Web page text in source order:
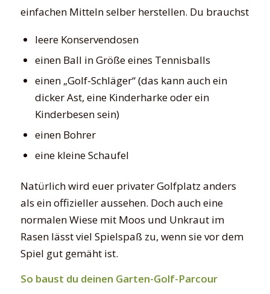
einfachen Mitteln selber herstellen. Du brauchst
leere Konservendosen
einen Ball in Größe eines Tennisballs
einen „Golf-Schläger“ (das kann auch ein
dicker Ast, eine Kinderharke oder ein
Kinderbesen sein)
einen Bohrer
eine kleine Schaufel
Natürlich wird euer privater Golfplatz anders
als ein offizieller aussehen. Doch auch eine
normalen Wiese mit Moos und Unkraut im
Rasen lässt viel Spielspaß zu, wenn sie vor dem
Spiel gut gemäht ist.
So baust du deinen Garten-Golf-Parcour